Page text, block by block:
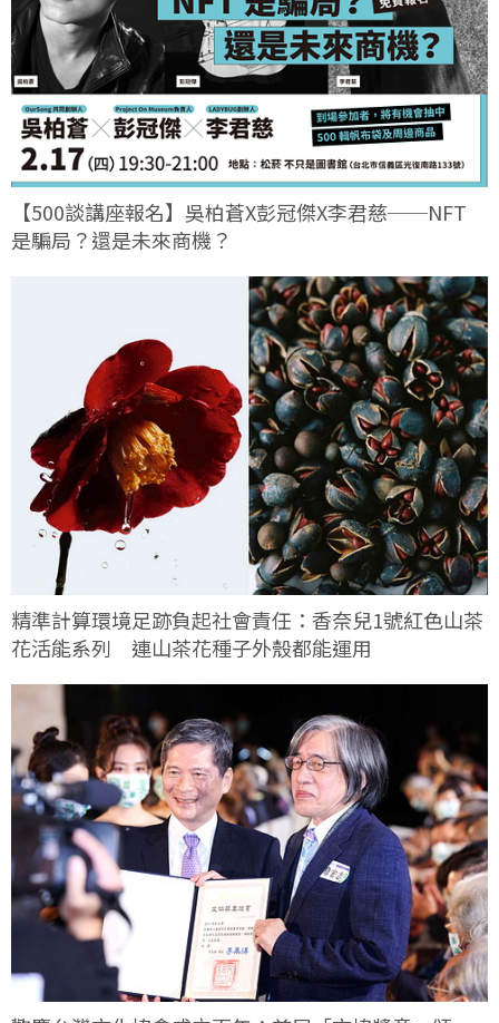
【500談講座報名】吳柏蒼X彭冠傑X李君慈──NFT
是騙局？還是未來商機？
精準計算環境足跡負起社會責任：香奈兒1號紅色山茶
花活能系列 連山茶花種子外殼都能運用